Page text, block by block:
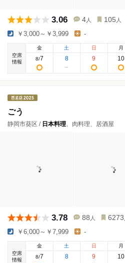
3.06 4 人 105 人
￥3,000～￥3,999 -
空席
情報
金
8/7
土
8
日
9
月
10
ごう
静岡市葵区 / 日本料理、肉料理、居酒屋
3.78 88 人 6273
￥6,000～￥7,999 -
空席
情報
金
8/7
土
8
日
9
月
10